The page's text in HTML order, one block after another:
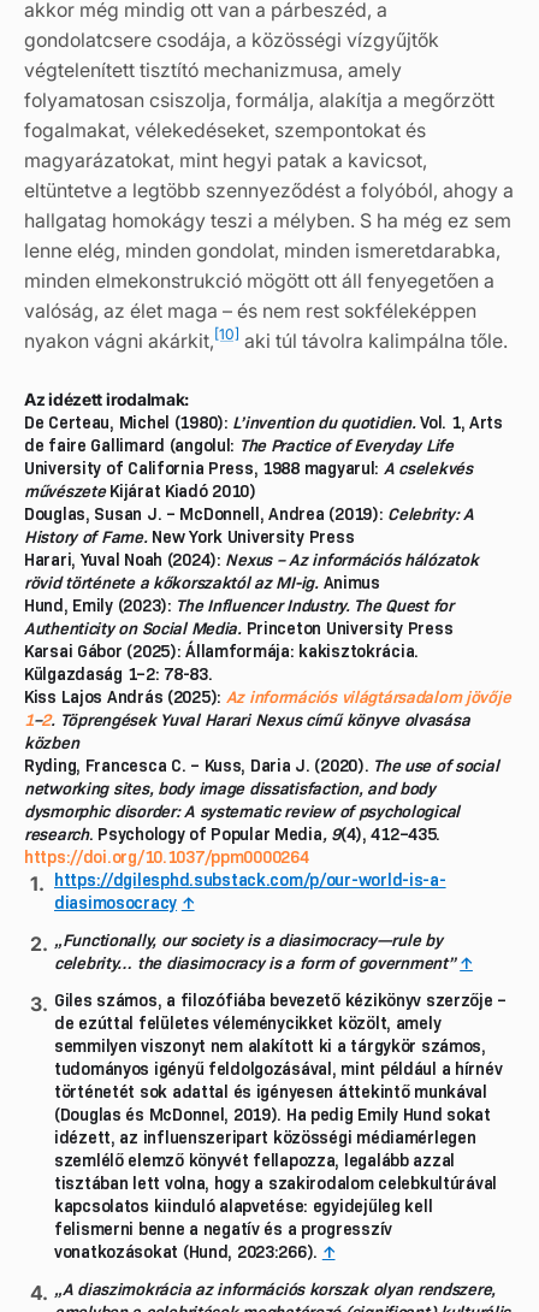
akkor még mindig ott van a párbeszéd, a
gondolatcsere csodája, a közösségi vízgyűjtők
végtelenített tisztító mechanizmusa, amely
folyamatosan csiszolja, formálja, alakítja a megőrzött
fogalmakat, vélekedéseket, szempontokat és
magyarázatokat, mint hegyi patak a kavicsot,
eltüntetve a legtöbb szennyeződést a folyóból, ahogy a
hallgatag homokágy teszi a mélyben. S ha még ez sem
lenne elég, minden gondolat, minden ismeretdarabka,
minden elmekonstrukció mögött ott áll fenyegetően a
valóság, az élet maga – és nem rest sokféleképpen
nyakon vágni akárkit, [10] aki túl távolra kalimpálna tőle.
Az idézett irodalmak:
De Certeau, Michel (1980): L’invention du quotidien.Vol. 1, Arts
de faire Gallimard (angolul: The Practice of Everyday Life
University of California Press, 1988 magyarul: A cselekvés
művészeteKijárat Kiadó 2010)
Douglas, Susan J. – McDonnell, Andrea (2019): Celebrity: A
History of Fame.New York University Press
Harari, Yuval Noah (2024): Nexus – Az információs hálózatok
rövid története a kőkorszaktól az MI-ig.Animus
Hund, Emily (2023): The Influencer Industry. The Quest for
Authenticity on Social Media.Princeton University Press
Karsai Gábor (2025): Államformája: kakisztokrácia.
Külgazdaság 1–2: 78-83.
Kiss Lajos András (2025): Az információs világtársadalom jövője
1–2. Töprengések Yuval Harari Nexus című könyve olvasása
közben
Ryding, Francesca C. – Kuss, Daria J. (2020). The use of social
networking sites, body image dissatisfaction, and body
dysmorphic disorder: A systematic review of psychological
research. Psychology of Popular Media, 9(4), 412–435.
https://doi.org/10.1037/ppm0000264
https://dgilesphd.substack.com/p/our-world-is-a-
diasimosocracy ↑
„Functionally, our society is a diasimocracy—rule by
celebrity… the diasimocracy is a form of government” ↑
Giles számos, a filozófiába bevezető kézikönyv szerzője –
de ezúttal felületes véleménycikket közölt, amely
semmilyen viszonyt nem alakított ki a tárgykör számos,
tudományos igényű feldolgozásával, mint például a hírnév
történetét sok adattal és igényesen áttekintő munkával
(Douglas és McDonnel, 2019). Ha pedig Emily Hund sokat
idézett, az influenszeripart közösségi médiamérlegen
szemlélő elemző könyvét fellapozza, legalább azzal
tisztában lett volna, hogy a szakirodalom celebkultúrával
kapcsolatos kiinduló alapvetése: egyidejűleg kell
felismerni benne a negatív és a progresszív
vonatkozásokat (Hund, 2023:266). ↑
„A diaszimokrácia az információs korszak olyan rendszere,